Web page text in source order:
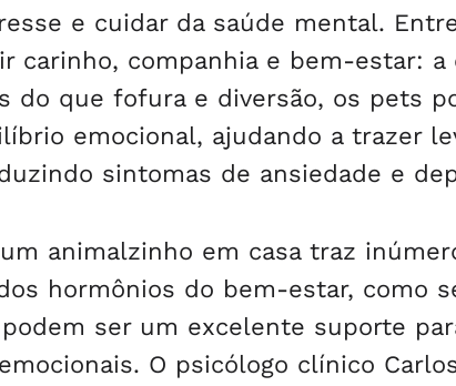
e cuidar da saúde mental.
carinho, companhia e bem-estar: a
do que fofura e diversão, os pets
emocional, ajudando a trazer
sintomas de ansiedade e
animalzinho em casa traz
hormônios do bem-estar, como
ser um excelente suporte
O psicólogo clínico